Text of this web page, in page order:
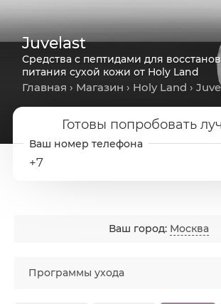
Juvelast
Средства с пептидами для
питания сухой кожи от Holy Land
Главная › Магазин › Holy Land ›
Готовы попробовать
+7
Ваш город: Москва
Программы ухода